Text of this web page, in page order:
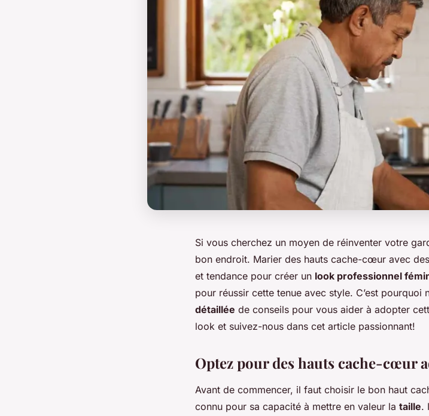
Si vous cherchez un moyen de réinventer votre
bon endroit. Marier des hauts cache-cœur avec
et tendance pour créer un look professionnel
pour réussir cette tenue avec style. C’est pourquoi
détaillée de conseils pour vous aider à adopter
look et suivez-nous dans cet article passionnant!
Optez pour des hauts cache-cœur
Avant de commencer, il faut choisir le bon haut
connu pour sa capacité à mettre en valeur la taille.